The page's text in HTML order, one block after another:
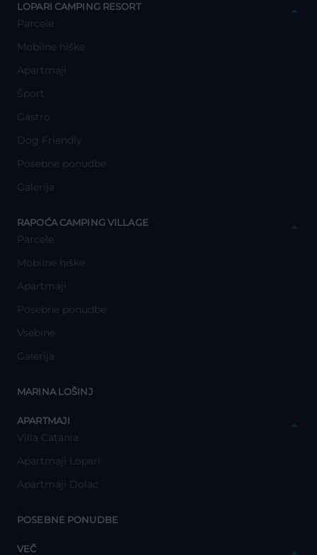
LOPARI CAMPING RESORT
Parcele
Mobilne hiške
Apartmaji
Šport
Gastro
Dog Friendly
Posebne ponudbe
Galerija
RAPOĆA CAMPING VILLAGE
Parcele
Mobilne hiške
Apartmaji
Posebne ponudbe
Vsebine
Galerija
MARINA LOŠINJ
APARTMAJI
Villa Catania
Apartmaji Lopari
Apartmaji Dolac
POSEBNE PONUDBE
VEČ